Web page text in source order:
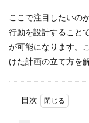
ここで注目したいの
行動を設計すること
が可能になります。
けた計画の立て方を
目次